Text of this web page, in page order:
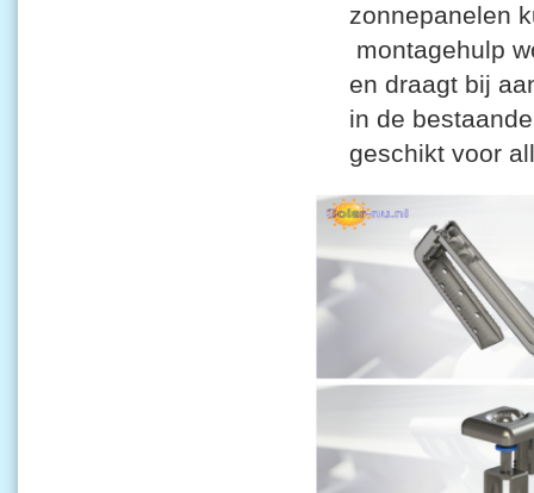
zonnepanelen
montagehulp
en draagt bij
in de
geschikt voor